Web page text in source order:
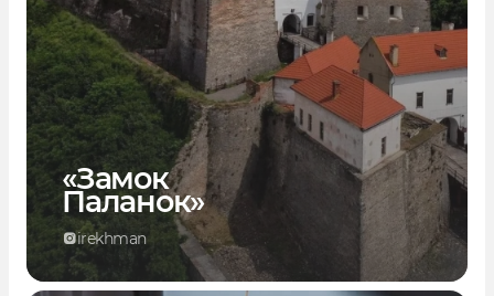
«Замок
Паланок»
irekhman